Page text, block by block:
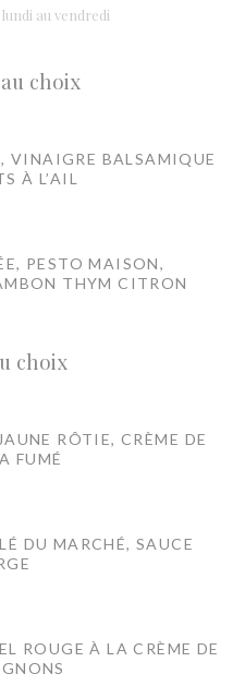
au vendredi
choix
VINAIGRE BALSAMIQUE
À L’AIL
PESTO MAISON,
THYM CITRON
choix
RÔTIE, CRÈME DE
FUMÉ
DU MARCHÉ, SAUCE
ROUGE À LA CRÈME DE